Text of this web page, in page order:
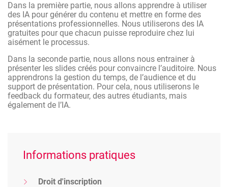
Dans la première partie, nous allons apprendre à utiliser
des IA pour générer du contenu et mettre en forme des
présentations professionnelles. Nous utiliserons des IA
gratuites pour que chacun puisse reproduire chez lui
aisément le processus.
Dans la seconde partie, nous allons nous entrainer à
présenter les slides créés pour convaincre l’auditoire. Nous
apprendrons la gestion du temps, de l’audience et du
support de présentation. Pour cela, nous utiliserons le
feedback du formateur, des autres étudiants, mais
également de l’IA.
Informations pratiques
Droit d'inscription